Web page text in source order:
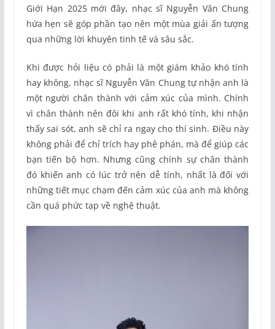
Giới Hạn 2025 mới đây, nhạc sĩ Nguyễn Văn Chung
hứa hẹn sẽ góp phần tạo nên một mùa giải ấn tượng
qua những lời khuyên tinh tế và sâu sắc.
Khi được hỏi liệu có phải là một giám khảo khó tính
hay không, nhạc sĩ Nguyễn Văn Chung tự nhận anh là
một người chân thành với cảm xúc của mình. Chính
vì chân thành nên đôi khi anh rất khó tính, khi nhận
thấy sai sót, anh sẽ chỉ ra ngay cho thí sinh. Điều này
không phải để chỉ trích hay phê phán, mà để giúp các
bạn tiến bộ hơn. Nhưng cũng chính sự chân thành
đó khiến anh có lúc trở nên dễ tính, nhất là đối với
những tiết mục chạm đến cảm xúc của anh mà không
cần quá phức tạp về nghệ thuật.